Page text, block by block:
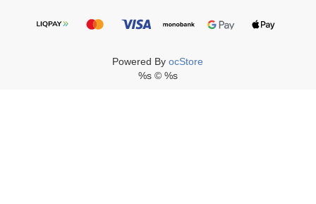
Powered ByocStore
%s © %s